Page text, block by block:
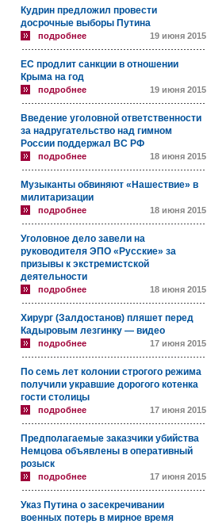
Кудрин предложил провести
досрочные выборы Путина
подробнее 19 июня 2015
ЕС продлит санкции в отношении
Крыма на год
подробнее 19 июня 2015
Введение уголовной ответственности
за надругательство над гимном
России поддержал ВС РФ
подробнее 18 июня 2015
Музыканты обвиняют «Нашествие» в
милитаризации
подробнее 18 июня 2015
Уголовное дело завели на
руководителя ЭПО «Русские» за
призывы к экстремистской
деятельности
подробнее 18 июня 2015
Хирург (Залдостанов) пляшет перед
Кадыровым лезгинку — видео
подробнее 17 июня 2015
По семь лет колонии строгого режима
получили укравшие дорогого котенка
гости столицы
подробнее 17 июня 2015
Предполагаемые заказчики убийства
Немцова объявлены в оперативный
розыск
подробнее 17 июня 2015
Указ Путина о засекречивании
военных потерь в мирное время